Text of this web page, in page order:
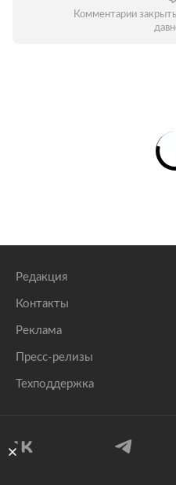
Комментарии
Редакция
Контакты
Реклама
Пресс-релизы
Техподдержка